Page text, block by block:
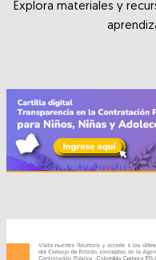
Explora materiales y